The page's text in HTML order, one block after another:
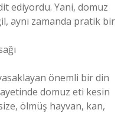
ediyordu. Yani, domuz
aynı zamanda pratik bir
önemli bir din
domuz eti kesin
ölmüş hayvan, kan,